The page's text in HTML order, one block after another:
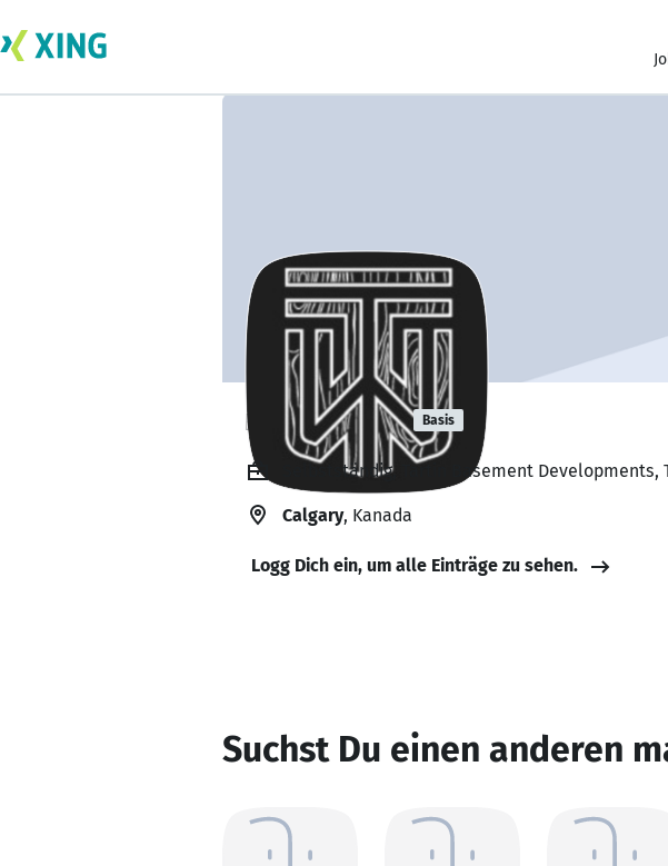
mark smith Basis
Selbstständig, Tartin Basement
Calgary, Kanada
Logg Dich ein, um alle Einträge zu sehen.
Suchst Du einen anderen